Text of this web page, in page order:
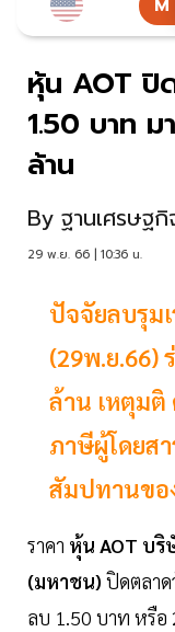
หุ้น AOT ปิ
1.50 บาท
ล้าน
By ฐานเศรษฐกิ
29 พ.ย. 66 | 10:36 น.
ปัจจัยลบรุม
(29พ.ย.66)
ล้าน เหตุมติ
ภาษีผู้โดยส
สัมปทานขอ
ราคา หุ้น AOT บ
(มหาชน) ปิดตลา
ลบ 1.50 บาท หรือ